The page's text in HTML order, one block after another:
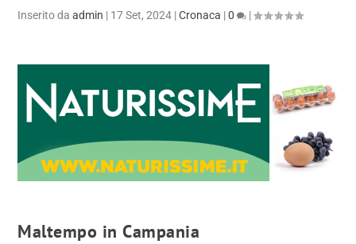
Inserito daadmin | 17 Set, 2024 |Cronaca |0 |
Maltempo in Campania